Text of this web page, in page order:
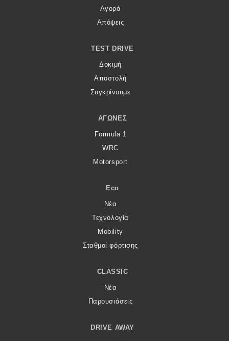
Αγορά
Απόψεις
TEST DRIVE
Δοκιμή
Αποστολή
Συγκρίνουμε
ΑΓΏΝΕΣ
Formula 1
WRC
Motorsport
Eco
Νέα
Τεχνολογία
Mobility
Σταθμοί φόρτισης
CLASSIC
Νέα
Παρουσιάσεις
DRIVE AWAY